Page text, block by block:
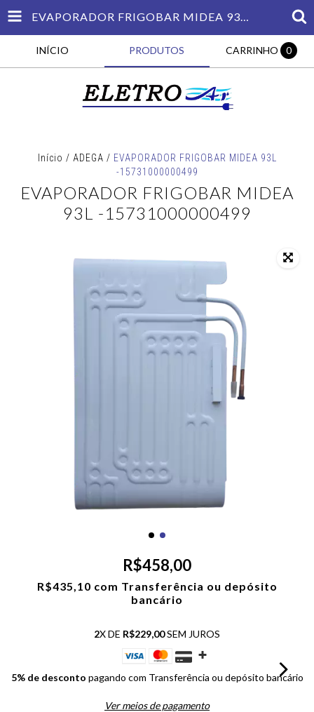
EVAPORADOR FRIGOBAR MIDEA 93L -15731000000499
INÍCIO PRODUTOS CARRINHO 0
Início / ADEGA / EVAPORADOR FRIGOBAR MIDEA 93L
-15731000000499
EVAPORADOR FRIGOBAR MIDEA
93L -15731000000499
R$458,00
R$435,10 com Transferência ou depósito
bancário
2X DE R$229,00SEM JUROS
5% de desconto pagando com Transferência ou depósito bancário
Ver meios de pagamento